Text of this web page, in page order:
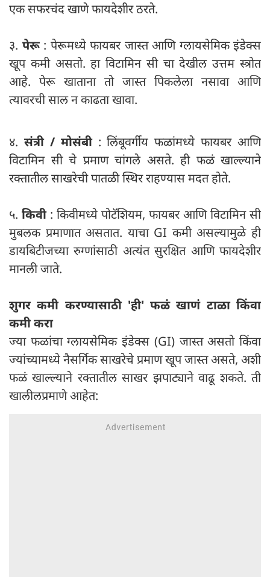
एक सफरचंद खाणे फायदेशीर ठरते.
३. पेरू : पेरूमध्ये फायबर जास्त आणि ग्लायसेमिक इंडेक्स
खूप कमी असतो. हा विटामिन सी चा देखील उत्तम स्त्रोत
आहे. पेरू खाताना तो जास्त पिकलेला नसावा आणि
त्यावरची साल न काढता खावा.
४. संत्री / मोसंबी: लिंबूवर्गीय फळांमध्ये फायबर आणि
विटामिन सी चे प्रमाण चांगले असते. ही फळं खाल्ल्याने
रक्तातील साखरेची पातळी स्थिर राहण्यास मदत होते.
५. किवी : किवीमध्ये पोटॅशियम, फायबर आणि विटामिन सी
मुबलक प्रमाणात असतात. याचा GI कमी असल्यामुळे ही
डायबिटीजच्या रुग्णांसाठी अत्यंत सुरक्षित आणि फायदेशीर
मानली जाते.
शुगर कमी करण्यासाठी 'ही' फळं खाणं टाळा किंवा
कमी करा
ज्या फळांचा ग्लायसेमिक इंडेक्स (GI) जास्त असतो किंवा
ज्यांच्यामध्ये नैसर्गिक साखरेचे प्रमाण खूप जास्त असते, अशी
फळं खाल्ल्याने रक्तातील साखर झपाट्याने वाढू शकते. ती
खालीलप्रमाणे आहेत: